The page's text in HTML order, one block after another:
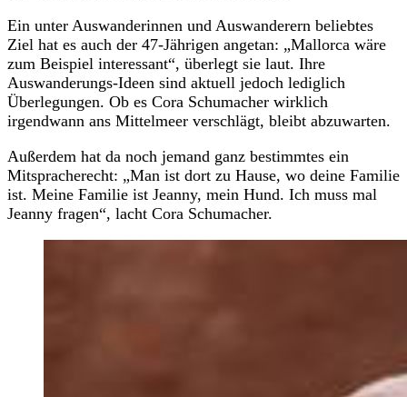
Ein unter Auswanderinnen und Auswanderern beliebtes
Ziel hat es auch der 47-Jährigen angetan: „Mallorca wäre
zum Beispiel interessant“, überlegt sie laut. Ihre
Auswanderungs-Ideen sind aktuell jedoch lediglich
Überlegungen. Ob es Cora Schumacher wirklich
irgendwann ans Mittelmeer verschlägt, bleibt abzuwarten.
Außerdem hat da noch jemand ganz bestimmtes ein
Mitspracherecht: „Man ist dort zu Hause, wo deine Familie
ist. Meine Familie ist Jeanny, mein Hund. Ich muss mal
Jeanny fragen“, lacht Cora Schumacher.